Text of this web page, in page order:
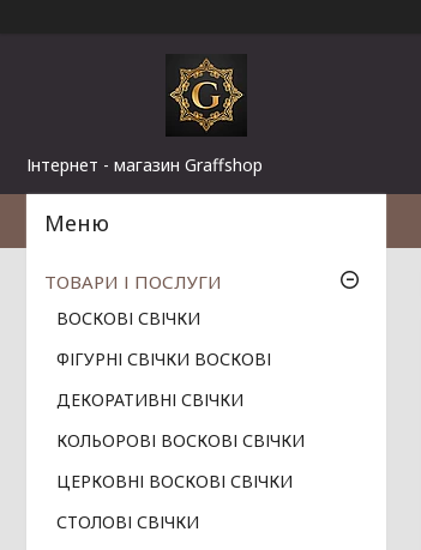
Інтернет - магазин Graffshop
ТОВАРИ І ПОСЛУГИ
ВОСКОВІ СВІЧКИ
ФІГУРНІ СВІЧКИ ВОСКОВІ
ДЕКОРАТИВНІ СВІЧКИ
КОЛЬОРОВІ ВОСКОВІ СВІЧКИ
ЦЕРКОВНІ ВОСКОВІ СВІЧКИ
СТОЛОВІ СВІЧКИ